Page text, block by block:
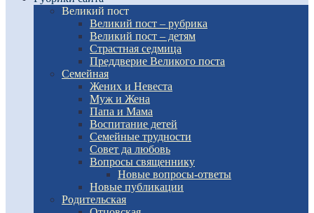
Великий пост
Великий пост – рубрика
Великий пост – детям
Страстная седмица
Преддверие Великого поста
Семейная
Жених и Невеста
Муж и Жена
Папа и Мама
Воспитание детей
Семейные трудности
Совет да любовь
Вопросы священнику
Новые вопросы-ответы
Новые публикации
Родительская